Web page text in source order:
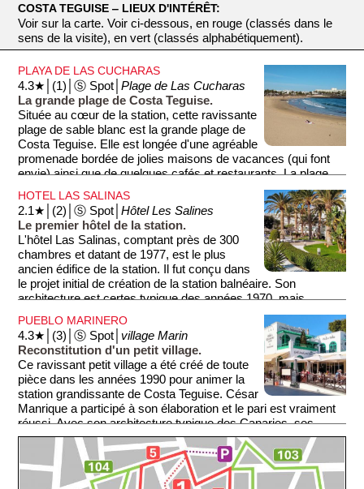
COSTA TEGUISE ‒ LIEUX D'INTÉRÊT:
Voir sur la carte. Voir ci-dessous, en rouge (classés dans le
sens de la visite), en vert (classés alphabétiquement).
PLAYA DE LAS CUCHARAS
4.3★│(1)│Ⓢ Spot│Plage de Las Cucharas
La grande plage de Costa Teguise.
Située au cœur de la station, cette ravissante
plage de sable blanc est la grande plage de
Costa Teguise. Elle est longée d'une agréable
promenade bordée de jolies maisons de vacances (qui font
envie) ainsi que de quelques cafés et restaurants. La plage
est idéale pour les familles, avec location de transats et de
pédalos ainsi que des activités d'initiation au surf, à la planche
à voile ou à la plongée sous-marine.
HOTEL LAS SALINAS
2.1★│(2)│Ⓢ Spot│Hôtel Les Salines
Le premier hôtel de la station.
L'hôtel Las Salinas, comptant près de 300
chambres et datant de 1977, est le plus
ancien édifice de la station. Il fut conçu dans
le projet initial de création de la station balnéaire. Son
architecture est certes typique des années 1970, mais
curieusement, ici, ce gigantesque complexe s'intègre
parfaitement dans son environnement. Peut-être grâce aux
palmiers ou à César Manrique, le grand artiste local, qui a
participé à sa conception, notamment à la conception de ses
trois ravissants jardins.
PUEBLO MARINERO
4.3★│(3)│Ⓢ Spot│ village Marin
Reconstitution d'un petit village.
Ce ravissant petit village a été créé de toute
pièce dans les années 1990 pour animer la
station grandissante de Costa Teguise. César
Manrique a participé à son élaboration et le pari est vraiment
réussi. Avec son architecture typique des Canaries, ses
restaurants et ses boutiques qui bordent sa jolie petite place,
le lieu est vraiment agréable, même s'il n'est pas en bord de
mer. Sur la place a lieu un petit marché les mercredis et
vendredis soirs.